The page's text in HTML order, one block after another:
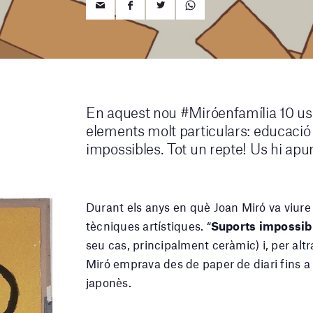
En aquest nou #Miróenfamília 10
elements molt particulars:
impossibles. Tot un repte! Us hi
Durant els anys en què Joan Miró va
tècniques artístiques. “Suports
seu cas, principalment ceràmic) i, per
Miró emprava des de paper de diari fins
japonès.